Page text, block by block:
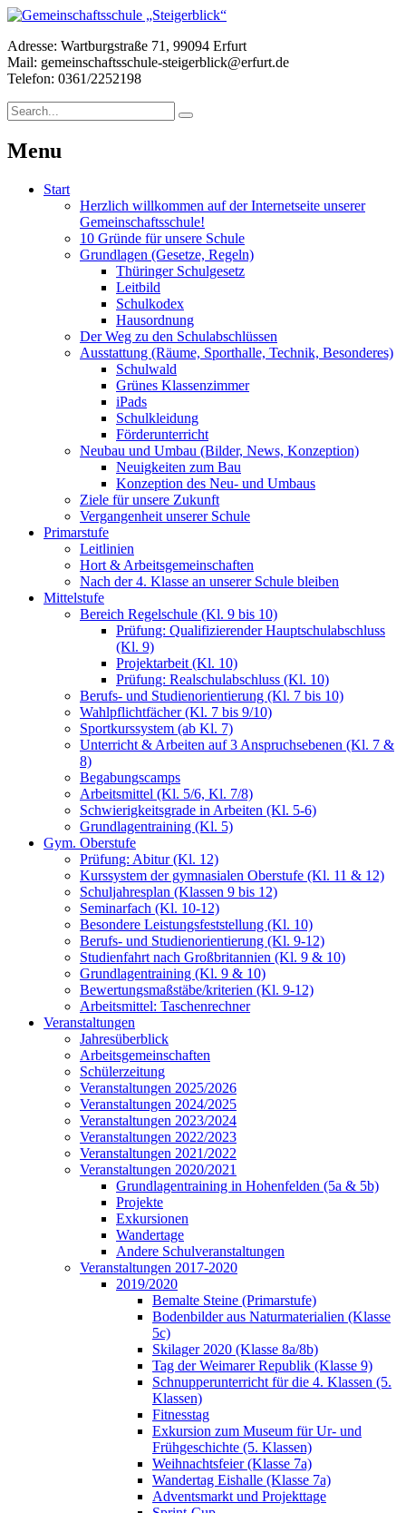
Adresse: Wartburgstraße 71, 99094 Erfurt
Mail: gemeinschaftsschule-steigerblick@erfurt.de
Telefon: 0361/2252198
Menu
Start
Herzlich willkommen auf der Internetseite unserer
Gemeinschaftsschule!
10 Gründe für unsere Schule
Grundlagen (Gesetze, Regeln)
Thüringer Schulgesetz
Leitbild
Schulkodex
Hausordnung
Der Weg zu den Schulabschlüssen
Ausstattung (Räume, Sporthalle, Technik, Besonderes)
Schulwald
Grünes Klassenzimmer
iPads
Schulkleidung
Förderunterricht
Neubau und Umbau (Bilder, News, Konzeption)
Neuigkeiten zum Bau
Konzeption des Neu- und Umbaus
Ziele für unsere Zukunft
Vergangenheit unserer Schule
Primarstufe
Leitlinien
Hort & Arbeitsgemeinschaften
Nach der 4. Klasse an unserer Schule bleiben
Mittelstufe
Bereich Regelschule (Kl. 9 bis 10)
Prüfung: Qualifizierender Hauptschulabschluss
(Kl. 9)
Projektarbeit (Kl. 10)
Prüfung: Realschulabschluss (Kl. 10)
Berufs- und Studienorientierung (Kl. 7 bis 10)
Wahlpflichtfächer (Kl. 7 bis 9/10)
Sportkurssystem (ab Kl. 7)
Unterricht & Arbeiten auf 3 Anspruchsebenen (Kl. 7 &
8)
Begabungscamps
Arbeitsmittel (Kl. 5/6, Kl. 7/8)
Schwierigkeitsgrade in Arbeiten (Kl. 5-6)
Grundlagentraining (Kl. 5)
Gym. Oberstufe
Prüfung: Abitur (Kl. 12)
Kurssystem der gymnasialen Oberstufe (Kl. 11 & 12)
Schuljahresplan (Klassen 9 bis 12)
Seminarfach (Kl. 10-12)
Besondere Leistungsfeststellung (Kl. 10)
Berufs- und Studienorientierung (Kl. 9-12)
Studienfahrt nach Großbritannien (Kl. 9 & 10)
Grundlagentraining (Kl. 9 & 10)
Bewertungsmaßstäbe/kriterien (Kl. 9-12)
Arbeitsmittel: Taschenrechner
Veranstaltungen
Jahresüberblick
Arbeitsgemeinschaften
Schülerzeitung
Veranstaltungen 2025/2026
Veranstaltungen 2024/2025
Veranstaltungen 2023/2024
Veranstaltungen 2022/2023
Veranstaltungen 2021/2022
Veranstaltungen 2020/2021
Grundlagentraining in Hohenfelden (5a & 5b)
Projekte
Exkursionen
Wandertage
Andere Schulveranstaltungen
Veranstaltungen 2017-2020
2019/2020
Bemalte Steine (Primarstufe)
Bodenbilder aus Naturmaterialien (Klasse
5c)
Skilager 2020 (Klasse 8a/8b)
Tag der Weimarer Republik (Klasse 9)
Schnupperunterricht für die 4. Klassen (5.
Klassen)
Fitnesstag
Exkursion zum Museum für Ur- und
Frühgeschichte (5. Klassen)
Weihnachtsfeier (Klasse 7a)
Wandertag Eishalle (Klasse 7a)
Adventsmarkt und Projekttage